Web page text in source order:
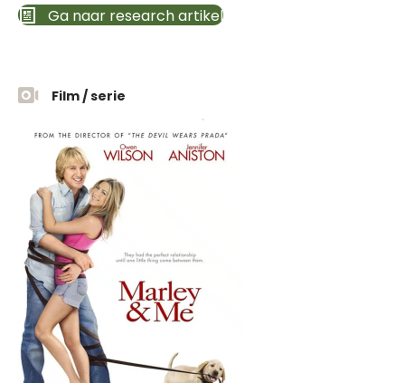
Ga naar research artikel
Film / serie